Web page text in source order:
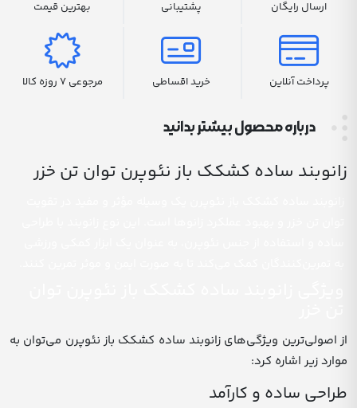
ارسال رایگان پشتیبانی بهترین قیمت
پرداخت آنلاین خرید اقساطی مرجوعی 7 روزه کالا
درباره محصول بیشتر بدانید
زانوبند ساده کشکک باز نئوپرن توان تن خزر
از اصولی‌ترین ویژگی‌های زانوبند ساده کشکک باز نئوپرن می‌توان به
موارد زیر اشاره کرد:
طراحی ساده و کارآمد